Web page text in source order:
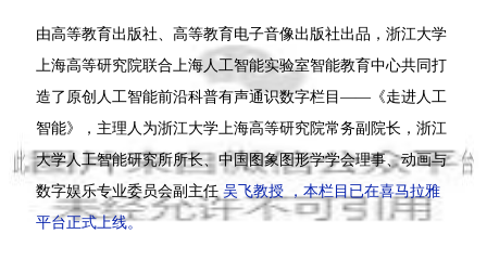
由高等教育出版社、高等教育电子音像出版社出品，浙江大学
上海高等研究院联合上海人工智能实验室智能教育中心共同打
造了原创人工智能前沿科普有声通识数字栏目——《走进人工
智能》，主理人为浙江大学上海高等研究院常务副院长，浙江
大学人工智能研究所所长、中国图象图形学学会理事、动画与
数字娱乐专业委员会副主任 吴飞教授
，本栏目已在喜马拉雅
平台正式上线。